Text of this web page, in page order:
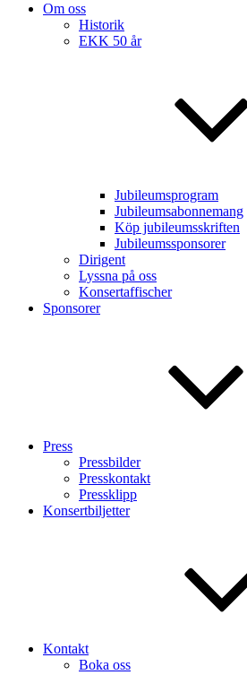
Om oss
Historik
EKK 50 år
Jubileumsprogram
Jubileumsabonnemang
Köp jubileumsskriften
Jubileumssponsorer
Dirigent
Lyssna på oss
Konsertaffischer
Sponsorer
Press
Pressbilder
Presskontakt
Pressklipp
Konsertbiljetter
Kontakt
Boka oss